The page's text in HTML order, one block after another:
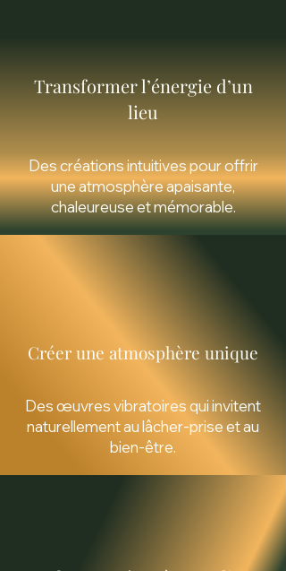
Transformer l’énergie d’un
lieu
Des créations intuitives pour offrir
une atmosphère apaisante,
chaleureuse et mémorable.
Créer une atmosphère unique
Des œuvres vibratoires qui invitent
naturellement au lâcher-prise et au
bien-être.